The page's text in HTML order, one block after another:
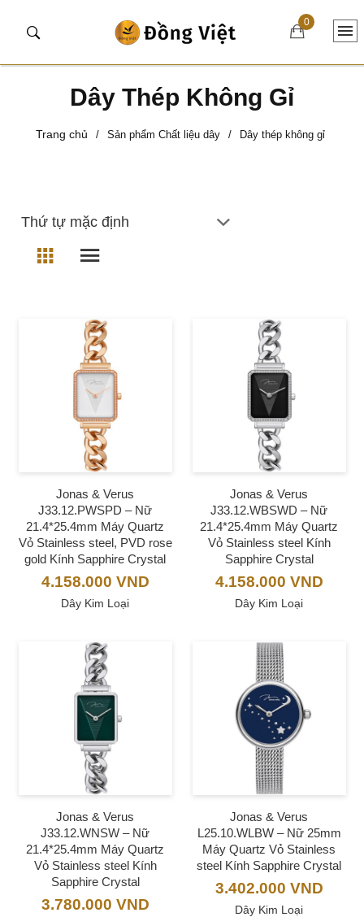
0
Dây Thép Không Gỉ
Trang chủ / Sản phẩm Chất liệu dây / Dây thép không gỉ
Jonas & Verus
J33.12.PWSPD – Nữ
21.4*25.4mm Máy Quartz
Vỏ Stainless steel, PVD rose
gold Kính Sapphire Crystal
4.158.000 VND
Dây Kim Loại
Jonas & Verus
J33.12.WBSWD – Nữ
21.4*25.4mm Máy Quartz
Vỏ Stainless steel Kính
Sapphire Crystal
4.158.000 VND
Dây Kim Loại
Jonas & Verus
J33.12.WNSW – Nữ
21.4*25.4mm Máy Quartz
Vỏ Stainless steel Kính
Sapphire Crystal
3.780.000 VND
Jonas & Verus
L25.10.WLBW – Nữ 25mm
Máy Quartz Vỏ Stainless
steel Kính Sapphire Crystal
3.402.000 VND
Dây Kim Loại